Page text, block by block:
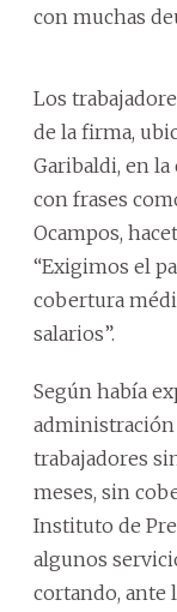
con muchas
Los
de la firma,
Garibaldi, en
con frases
Ocampos,
“Exigimos el
cobertura
salarios”.
Según había
administración
trabajadores
meses, sin
Instituto de
algunos
cortando, ante